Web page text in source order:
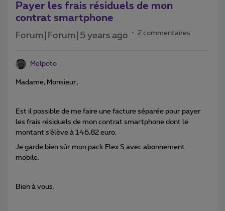
Payer les frais résiduels de mon
contrat smartphone
Forum|Forum|5 years ago 2 commentaires
Melpoto
Madame, Monsieur,
Est il possible de me faire une facture séparée pour payer
les frais résiduels de mon contrat smartphone dont le
montant s’élève à 146,82 euro.
Je garde bien sûr mon pack Flex S avec abonnement
mobile.
Bien à vous.